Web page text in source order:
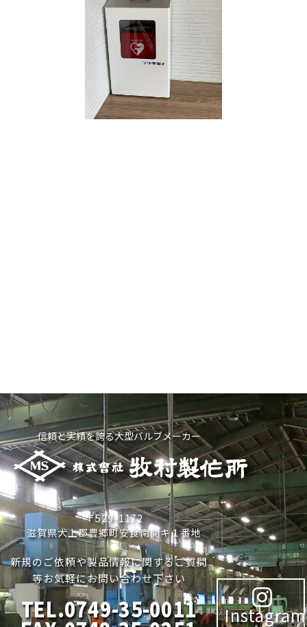
信頼と実績を誇る大型バルブメーカー
〒529-1172
滋賀県犬上郡豊郷町安食南開キ１番地
新規のご依頼や製品情報に関するご質問
等お気軽にお問い合わせ下さい
TEL.0749-35-0011 Instagram